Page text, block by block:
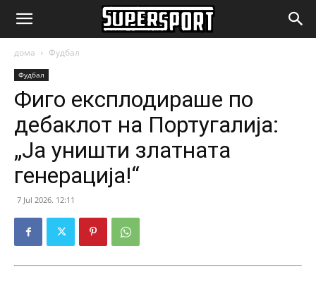
SuperSport.mk
дома Фудбал
Фудбал
Фиго експлодираше по
дебаклот на Португалија:
„Ја уништи златната
генерација!“
7 Jul 2026. 12:11